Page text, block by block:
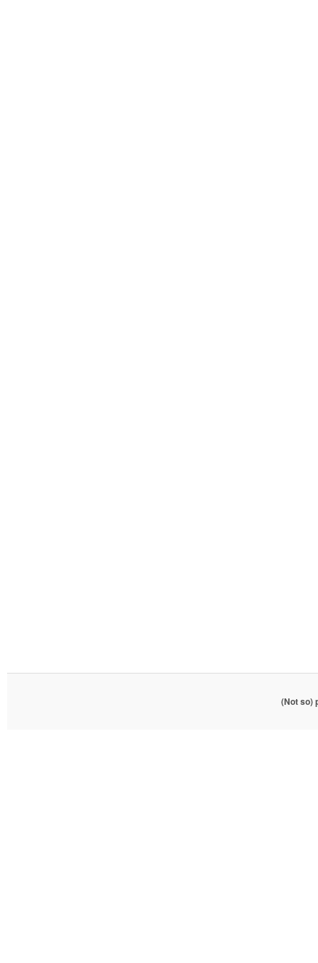
(Not so)